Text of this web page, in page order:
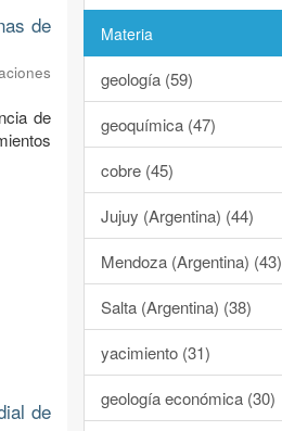
de
de
de
Materia
geología (59)
geoquímica (47)
cobre (45)
Jujuy (Argentina) (44)
Mendoza (Argentina) (43)
Salta (Argentina) (38)
yacimiento (31)
geología económica (30)